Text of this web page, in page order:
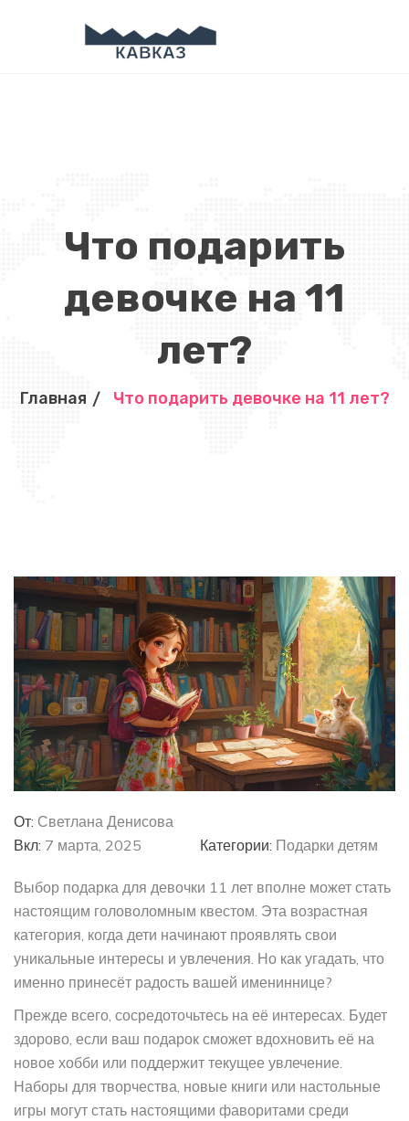
Что подарить
девочке на 11
лет?
Главная Что подарить девочке на 11 лет?
От: Светлана Денисова
Вкл: 7 марта, 2025 Категории: Подарки детям
Выбор подарка для девочки 11 лет вполне может стать
настоящим головоломным квестом. Эта возрастная
категория, когда дети начинают проявлять свои
уникальные интересы и увлечения. Но как угадать, что
именно принесёт радость вашей имениннице?
Прежде всего, сосредоточьтесь на её интересах. Будет
здорово, если ваш подарок сможет вдохновить её на
новое хобби или поддержит текущее увлечение.
Наборы для творчества, новые книги или настольные
игры могут стать настоящими фаворитами среди